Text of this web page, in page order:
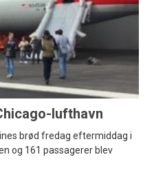
lufthavn
brød fredag eftermiddag i
og 161 passagerer blev